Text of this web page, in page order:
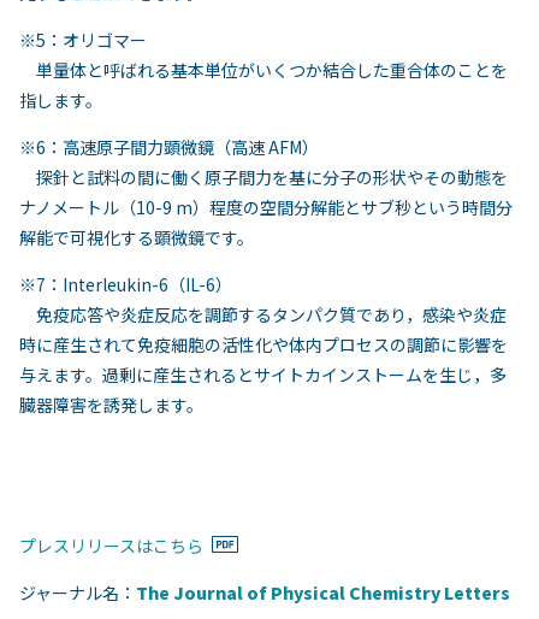
※5：オリゴマー
単量体と呼ばれる基本単位がいくつか結合した重合体のことを
指します。
※6：高速原子間力顕微鏡（高速 AFM）
探針と試料の間に働く原子間力を基に分子の形状やその動態を
ナノメートル（10-9 m）程度の空間分解能とサブ秒という時間分
解能で可視化する顕微鏡です。
※7：Interleukin-6（IL-6）
免疫応答や炎症反応を調節するタンパク質であり，感染や炎症
時に産生されて免疫細胞の活性化や体内プロセスの調節に影響を
与えます。過剰に産生されるとサイトカインストームを生じ，多
臓器障害を誘発します。
プレスリリースはこちら
ジャーナル名： The Journal of Physical Chemistry Letters